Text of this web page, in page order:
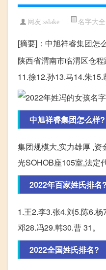
网友:sslake 名字大全
[摘要]：中旭祥睿集团怎
陕西省渭南市临渭区仓
11.徐12.孙13.马14.朱
中旭祥睿集团怎么样?
集团规模大,实力雄厚 ,
光SOHOB座105室,法定
2022年百家姓氏排名?
1.王2.李3.张4.刘5.陈6.
邓28.冯29.韩30.曹 31。
2022全国姓氏排名?